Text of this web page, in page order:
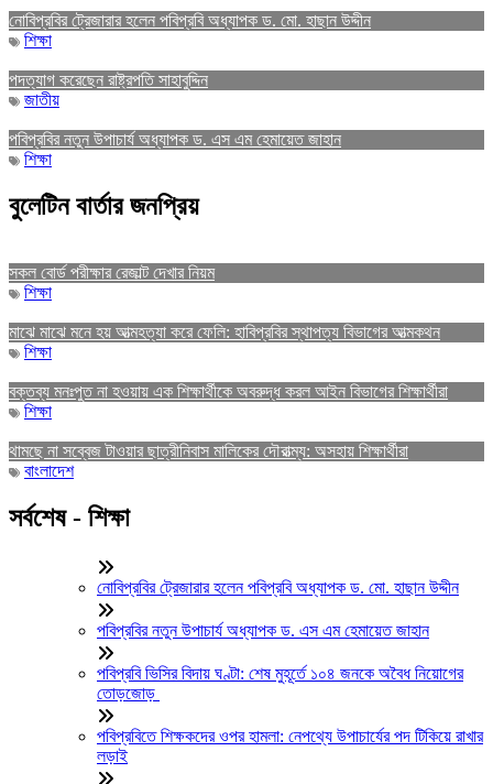
নোবিপ্রবির ট্রেজারার হলেন পবিপ্রবি অধ্যাপক ড. মো. হাছান উদ্দীন
শিক্ষা
পদত্যাগ করেছেন রাষ্ট্রপতি সাহাবুদ্দিন
জাতীয়
পবিপ্রবির নতুন উপাচার্য অধ্যাপক ড. এস এম হেমায়েত জাহান
শিক্ষা
বুলেটিন বার্তার জনপ্রিয়
সকল বোর্ড পরীক্ষার রেজাল্ট দেখার নিয়ম
শিক্ষা
মাঝে মাঝে মনে হয় আত্মহত্যা করে ফেলি: হাবিপ্রবির স্থাপত্য বিভাগের আত্মকথন
শিক্ষা
বক্তব্য মনঃপুত না হওয়ায় এক শিক্ষার্থীকে অবরুদ্ধ করল আইন বিভাগের শিক্ষার্থীরা
শিক্ষা
থামছে না সব্বেজ টাওয়ার ছাত্রীনিবাস মালিকের দৌরাত্ম্য: অসহায় শিক্ষার্থীরা
বাংলাদেশ
সর্বশেষ - শিক্ষা
নোবিপ্রবির ট্রেজারার হলেন পবিপ্রবি অধ্যাপক ড. মো. হাছান উদ্দীন
পবিপ্রবির নতুন উপাচার্য অধ্যাপক ড. এস এম হেমায়েত জাহান
পবিপ্রবি ভিসির বিদায় ঘণ্টা: শেষ মুহূর্তে ১০৪ জনকে অবৈধ নিয়োগের
তোড়জোড়
পবিপ্রবিতে শিক্ষকদের ওপর হামলা: নেপথ্যে উপাচার্যের পদ টিকিয়ে রাখার
লড়াই